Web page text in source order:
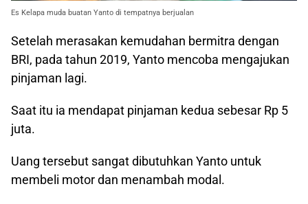
Es Kelapa muda buatan Yanto di tempatnya berjualan
Setelah merasakan kemudahan bermitra dengan
BRI, pada tahun 2019, Yanto mencoba mengajukan
pinjaman lagi.
Saat itu ia mendapat pinjaman kedua sebesar Rp 5
juta.
Uang tersebut sangat dibutuhkan Yanto untuk
membeli motor dan menambah modal.